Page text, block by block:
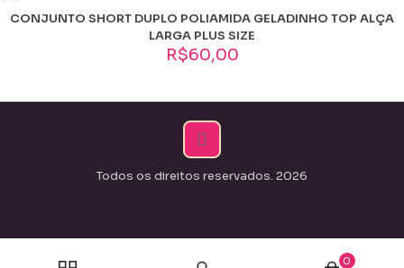
CONJUNTO SHORT DUPLO POLIAMIDA GELADINHO TOP ALÇA
LARGA PLUS SIZE
R$60,00
Todos os direitos reservados. 2026
0